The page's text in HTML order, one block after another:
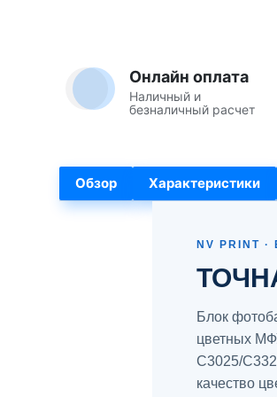
Онлайн оплата
Наличный и
безналичный расчет
Обзор Характеристики
NV PRINT
Блок
цветных
C3025/
качество